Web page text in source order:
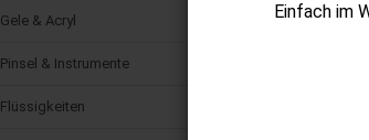
Einfach im
DEAL DER WOCHE / NEUHEITEN SCHULUNGEN
Gele & Acryl
Pinsel & Instrumente
Flüssigkeiten